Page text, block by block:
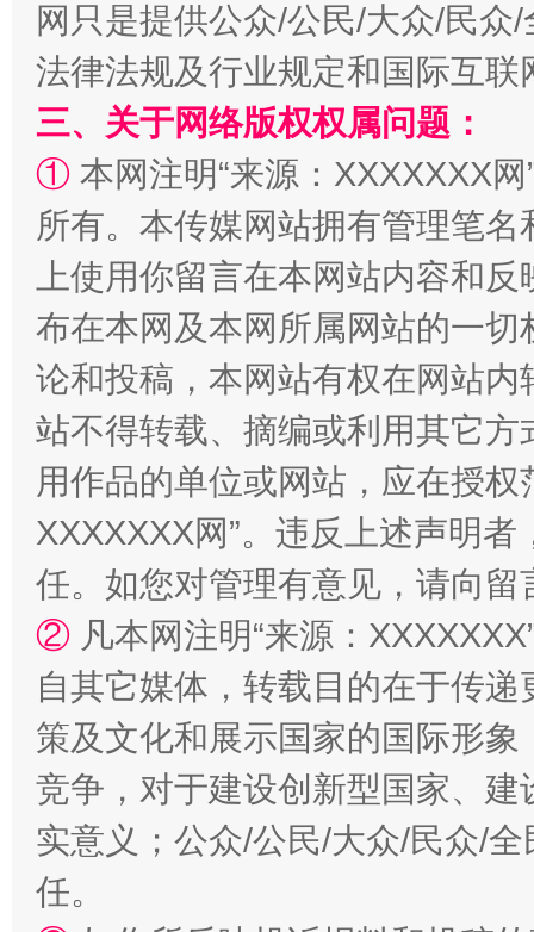
阿坝州三大球赛在茂县开幕 规模
国家大学科技园优化重塑工作
网只是提供公众/公民/大众/民
法律法规及行业规定和国际互
三、关于网络版权权属问题：
① 本网注明“来源：XXXXXXX
所有。本传媒网站拥有管理笔
上使用你留言在本网站内容和
布在本网及本网所属网站的一
论和投稿，本网站有权在网站
站不得转载、摘编或利用其它
用作品的单位或网站，应在授
XXXXXXX网”。违反上述声明
任。如您对管理有意见，请向
② 凡本网注明“来源：
自其它媒体，转载目的在于传
策及文化和展示国家的国际形
竞争，对于建设创新型国家、
实意义；公众/公民/大众/民众/
任。